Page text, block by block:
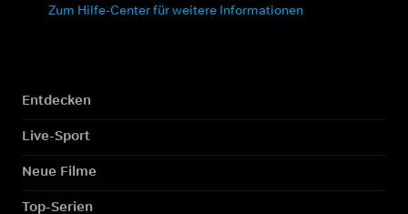
Zum Hilfe-Center für weitere Informationen
Entdecken
Live-Sport
Neue Filme
Top-Serien